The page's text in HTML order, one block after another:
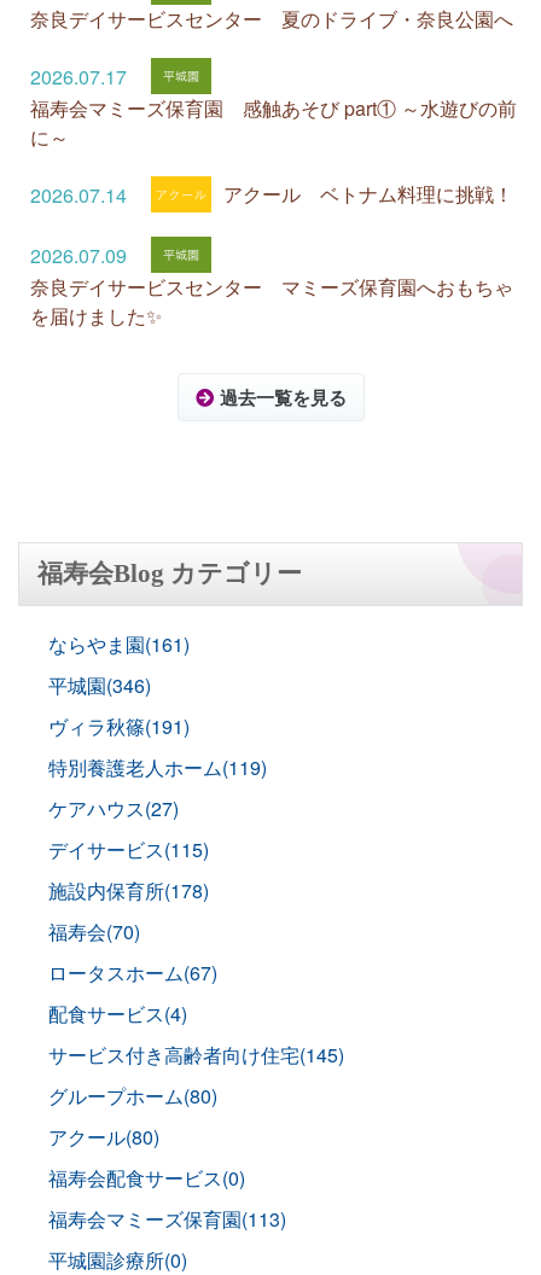
奈良デイサービスセンター 夏のドライブ・奈良公園へ
2026.07.17
福寿会マミーズ保育園 感触あそび part① ～水遊びの前
に～
2026.07.14 アクール ベトナム料理に挑戦！
2026.07.09
奈良デイサービスセンター マミーズ保育園へおもちゃ
を届けました✨
過去一覧を見る
福寿会Blog カテゴリー
ならやま園(161)
平城園(346)
ヴィラ秋篠(191)
特別養護老人ホーム(119)
ケアハウス(27)
デイサービス(115)
施設内保育所(178)
福寿会(70)
ロータスホーム(67)
配食サービス(4)
サービス付き高齢者向け住宅(145)
グループホーム(80)
アクール(80)
福寿会配食サービス(0)
福寿会マミーズ保育園(113)
平城園診療所(0)